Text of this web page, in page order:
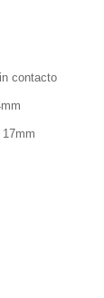
contacto